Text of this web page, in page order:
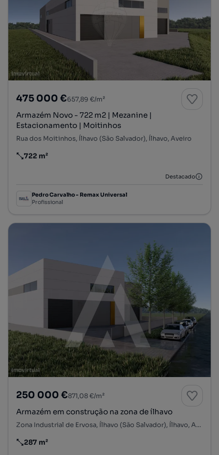
475 000 €657,89 €/m²
Armazém Novo - 722 m2 | Mezanine |
Estacionamento | Moitinhos
Rua dos Moitinhos, Ílhavo (São Salvador), Ílhavo, Aveiro
Preço por metro quadrado
722 m²
Destacado
Pedro Carvalho - Remax Universal
Profissional
250 000 €871,08 €/m²
Armazém em construção na zona de ílhavo
Zona Industrial de Ervosa, Ílhavo (São Salvador), Ílhavo, Aveiro
Preço por metro quadrado
287 m²